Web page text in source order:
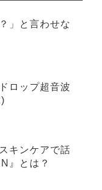
」と言わせな
ロップ超音波
キンケアで話
』とは？